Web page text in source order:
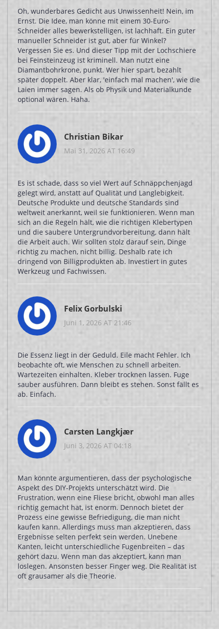
Oh, wunderbares Gedicht aus Unwissenheit! Nein, im
Ernst. Die Idee, man könne mit einem 30-Euro-
Schneider alles bewerkstelligen, ist lachhaft. Ein guter
manueller Schneider ist gut, aber für Winkel?
Vergessen Sie es. Und dieser Tipp mit der Lochschiere
bei Feinsteinzeug ist kriminell. Man nutzt eine
Diamantbohrkrone, punkt. Wer hier spart, bezahlt
später doppelt. Aber klar, 'einfach mal machen', wie die
Laien immer sagen. Als ob Physik und Materialkunde
optional wären. Haha.
Christian Bikar
Mai 31, 2026 AT 16:49
Es ist schade, dass so viel Wert auf Schnäppchenjagd
gelegt wird, anstatt auf Qualität und Langlebigkeit.
Deutsche Produkte und deutsche Standards sind
weltweit anerkannt, weil sie funktionieren. Wenn man
sich an die Regeln hält, wie die richtigen Klebertypen
und die saubere Untergrundvorbereitung, dann hält
die Arbeit auch. Wir sollten stolz darauf sein, Dinge
richtig zu machen, nicht billig. Deshalb rate ich
dringend von Billigprodukten ab. Investiert in gutes
Werkzeug und Fachwissen.
Felix Gorbulski
Juni 1, 2026 AT 21:46
Die Essenz liegt in der Geduld. Eile macht Fehler. Ich
beobachte oft, wie Menschen zu schnell arbeiten.
Wartezeiten einhalten. Kleber trocknen lassen. Fuge
sauber ausführen. Dann bleibt es stehen. Sonst fällt es
ab. Einfach.
Carsten Langkjær
Juni 3, 2026 AT 04:18
Man könnte argumentieren, dass der psychologische
Aspekt des DIY-Projekts unterschätzt wird. Die
Frustration, wenn eine Fliese bricht, obwohl man alles
richtig gemacht hat, ist enorm. Dennoch bietet der
Prozess eine gewisse Befriedigung, die man nicht
kaufen kann. Allerdings muss man akzeptieren, dass
Ergebnisse selten perfekt sein werden. Unebene
Kanten, leicht unterschiedliche Fugenbreiten – das
gehört dazu. Wenn man das akzeptiert, kann man
loslegen. Ansonsten besser Finger weg. Die Realität ist
oft grausamer als die Theorie.